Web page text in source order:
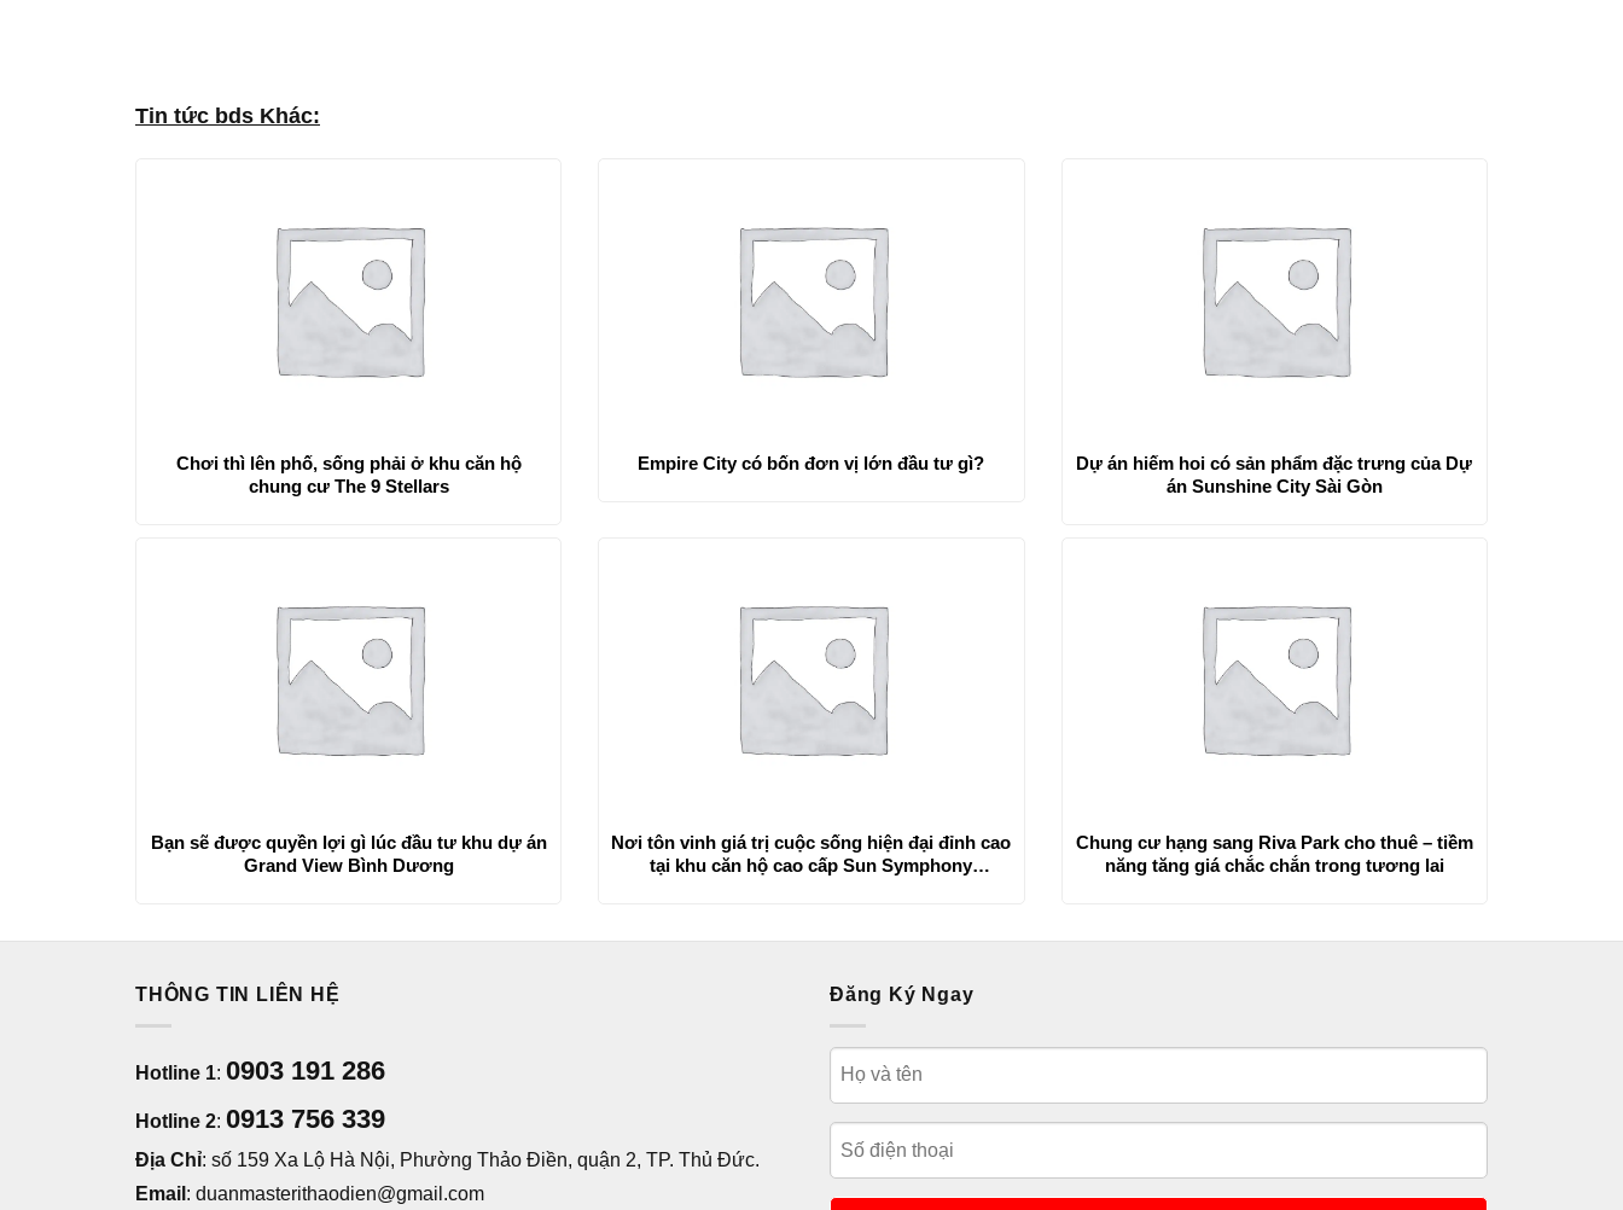
Tin tức bds Khác:
Chơi thì lên phố, sống phải ở khu căn hộ
chung cư The 9 Stellars
Empire City có bốn đơn vị lớn đầu tư gì?
Dự án hiếm hoi có sản phẩm đặc trưng của Dự
án Sunshine City Sài Gòn
Bạn sẽ được quyền lợi gì lúc đầu tư khu dự án
Grand View Bình Dương
Nơi tôn vinh giá trị cuộc sống hiện đại đỉnh cao
tại khu căn hộ cao cấp Sun Symphony
Chung cư hạng sang Riva Park cho thuê – tiềm
năng tăng giá chắc chắn trong tương lai
THÔNG TIN LIÊN HỆ
Hotline 1: 0903 191 286
Hotline 2: 0913 756 339
Địa Chỉ: số 159 Xa Lộ Hà Nội, Phường Thảo Điền, quận 2, TP. Thủ Đức.
Email : duanmasterithaodien@gmail.com
Đăng Ký Ngay